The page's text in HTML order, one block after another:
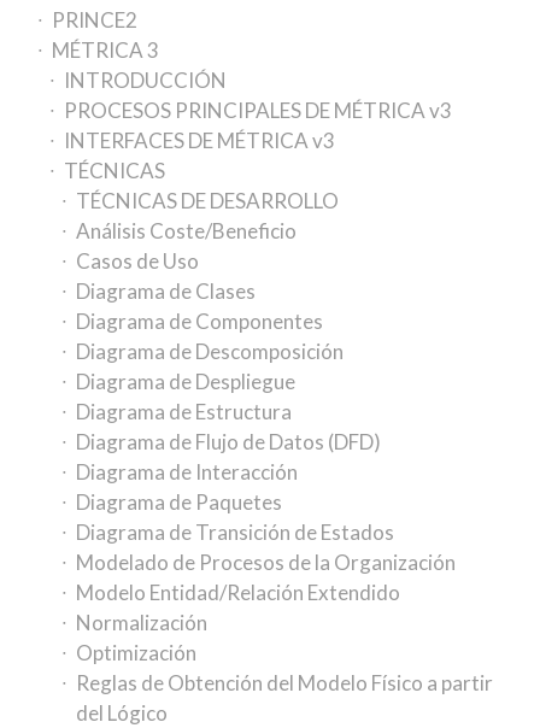
PRINCE2
MÉTRICA 3
INTRODUCCIÓN
PROCESOS PRINCIPALES DE MÉTRICA v3
INTERFACES DE MÉTRICA v3
TÉCNICAS
TÉCNICAS DE DESARROLLO
Análisis Coste/Beneficio
Casos de Uso
Diagrama de Clases
Diagrama de Componentes
Diagrama de Descomposición
Diagrama de Despliegue
Diagrama de Estructura
Diagrama de Flujo de Datos (DFD)
Diagrama de Interacción
Diagrama de Paquetes
Diagrama de Transición de Estados
Modelado de Procesos de la Organización
Modelo Entidad/Relación Extendido
Normalización
Optimización
Reglas de Obtención del Modelo Físico a partir
del Lógico